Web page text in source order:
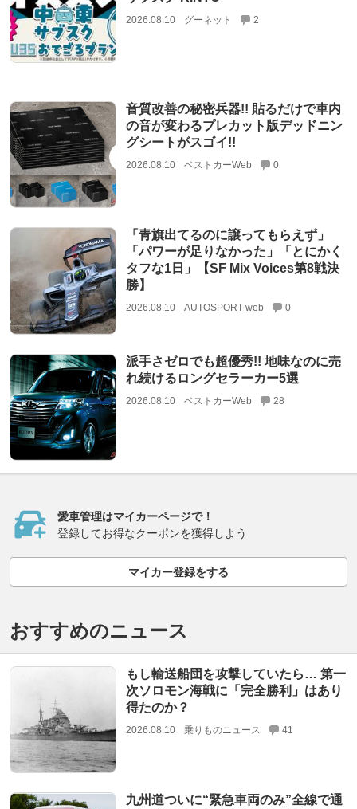
2026.08.10 グーネット 2
音質改善の秘密兵器!! 貼るだけで車内
の音が変わるプレカット版デッドニン
グシートがスゴイ!!
2026.08.10 ベストカーWeb 0
「青旗出てるのに譲ってもらえず」
「パワーが足りなかった」「とにかく
タフな1日」【SF Mix Voices第8戦決
勝】
2026.08.10 AUTOSPORT web 0
派手さゼロでも超優秀!! 地味なのに売
れ続けるロングセラーカー5選
2026.08.10 ベストカーWeb 28
愛車管理はマイカーページで！
登録してお得なクーポンを獲得しよう
マイカー登録をする
おすすめのニュース
もし輸送船団を攻撃していたら… 第一
次ソロモン海戦に「完全勝利」はあり
得たのか？
2026.08.10 乗りものニュース 41
九州道ついに“緊急車両のみ”全線で通